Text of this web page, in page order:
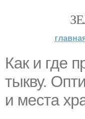
Как и где
тыкву.
и места